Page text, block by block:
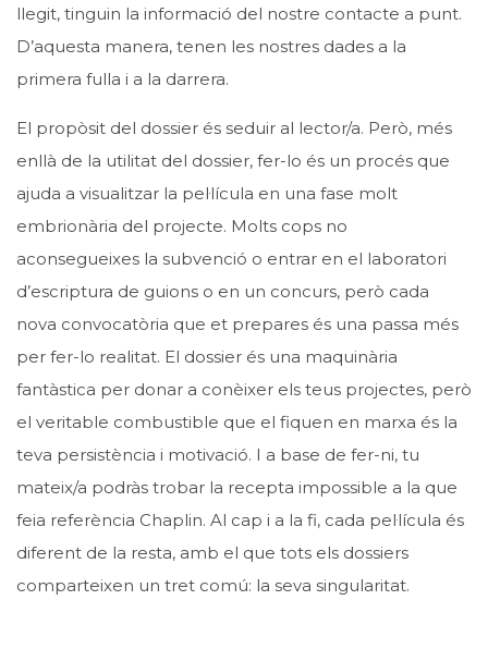
llegit, tinguin la informació del nostre contacte a punt.
D’aquesta manera, tenen les nostres dades a la
primera fulla i a la darrera.
El propòsit del dossier és seduir al lector/a. Però, més
enllà de la utilitat del dossier, fer-lo és un procés que
ajuda a visualitzar la pel·lícula en una fase molt
embrionària del projecte. Molts cops no
aconsegueixes la subvenció o entrar en el laboratori
d’escriptura de guions o en un concurs, però cada
nova convocatòria que et prepares és una passa més
per fer-lo realitat. El dossier és una maquinària
fantàstica per donar a conèixer els teus projectes, però
el veritable combustible que el fiquen en marxa és la
teva persistència i motivació. I a base de fer-ni, tu
mateix/a podràs trobar la recepta impossible a la que
feia referència Chaplin. Al cap i a la fi, cada pel·lícula és
diferent de la resta, amb el que tots els dossiers
comparteixen un tret comú: la seva singularitat.